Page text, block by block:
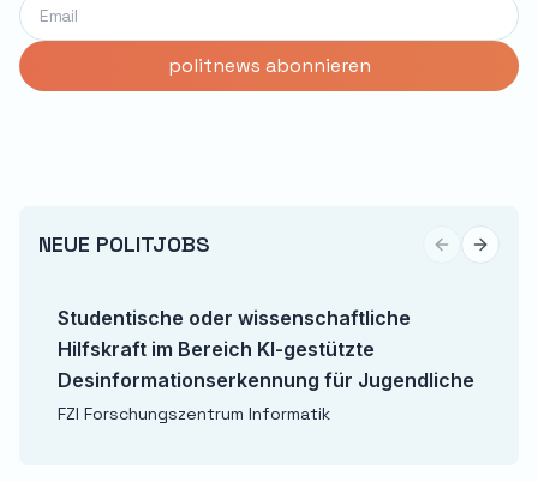
NEUE POLITJOBS Previous
Next
Studentische oder wissenschaftliche
Hilfskraft im Bereich KI-gestützte
Desinformationserkennung für Jugendliche
FZI Forschungszentrum Informatik